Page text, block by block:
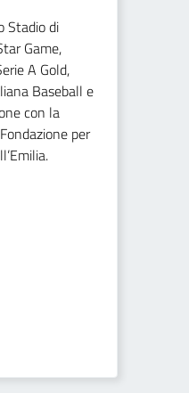
Stadio di
Game,
A Gold,
Baseball e
con la
per